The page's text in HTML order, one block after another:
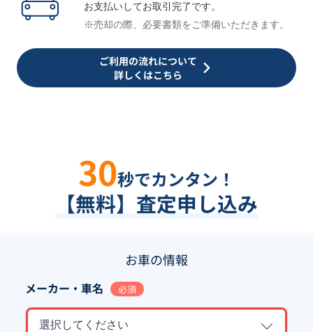
お支払いしてお取引完了です。
※売却の際、必要書類をご準備いただきます。
ご利用の流れについて
詳しくはこちら
30秒でカンタン！
【無料】査定申し込み
お車の情報
メーカー・車名 必須
選択してください